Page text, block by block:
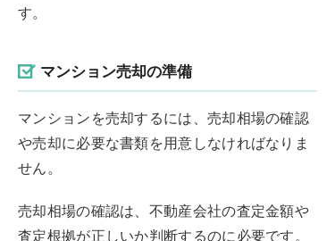
す。
マンション売却の準備
マンションを売却するには、売却相場の確認
や売却に必要な書類を用意しなければなりま
せん。
売却相場の確認は、不動産会社の査定金額や
査定根拠が正しいか判断するのに必要です。